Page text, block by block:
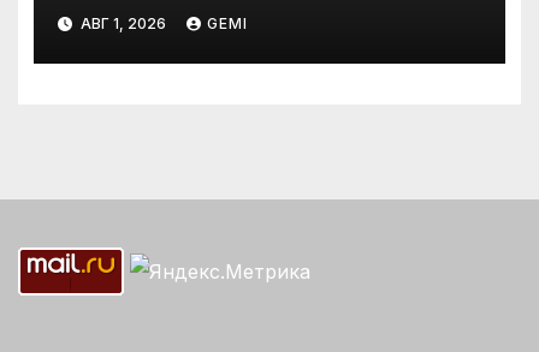
АВГ 1, 2026 GEMI